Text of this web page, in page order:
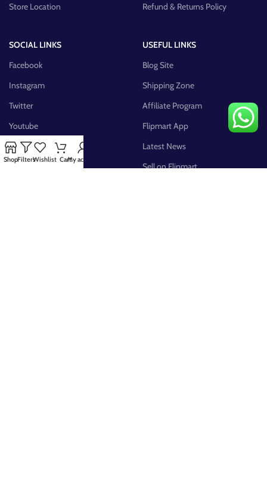
Store Location
Refund & Returns Policy
SOCIAL LINKS
Facebook
Instagram
Twitter
Youtube
Pinterest
FB Group
USEFUL LINKS
Blog Site
Shipping Zone
Affiliate Program
Flipmart App
Latest News
Sell on Flipmart
ShopFiltersWishlist CartMy account